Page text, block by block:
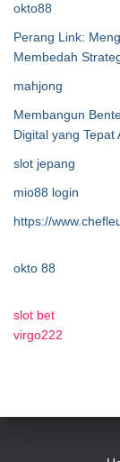
okto88
Perang Link:
Membedah
mahjong
Membangun
Digital yang
slot jepang
mio88 login
https://
okto 88
slot bet
virgo222